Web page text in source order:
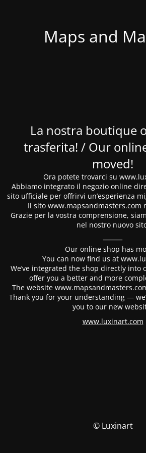
Maps and
La nostra boutique
trasferita! / Our
moved!
Ora potete trovarci su
Abbiamo integrato il negozio online
sito ufficiale per offrirvi un’esperienza
Il sito www.mapsandmasters.com
Grazie per la vostra comprensione,
nel nostro nuovo
⸻
Our online shop has
You can now find us at
We’ve integrated the shop directly into
offer you a better and more
The website
Thank you for your understanding —
you to our new
www.luxinart.com
© Luxinart